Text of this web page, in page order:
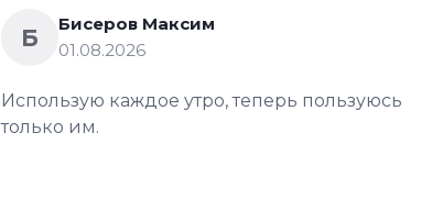
Б
Бисеров Максим
01.08.2026
Использую каждое утро, теперь пользуюсь
только им.